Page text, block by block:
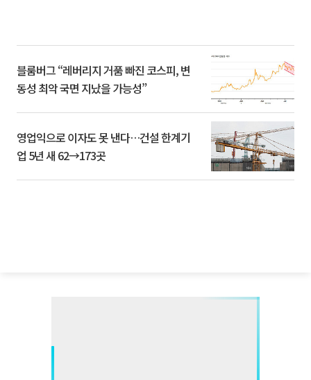
블룸버그 “레버리지 거품 빠진 코스피, 변
동성 최악 국면 지났을 가능성”
영업익으로 이자도 못 낸다…건설 한계기
업 5년 새 62→173곳